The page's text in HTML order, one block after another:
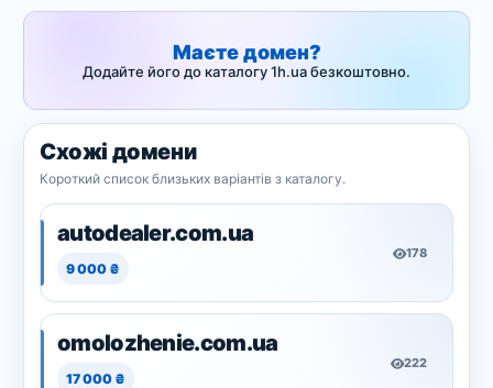
Маєте домен?
Додайте його до каталогу 1h.ua безкоштовно.
Схожі домени
Короткий список близьких варіантів з каталогу.
autodealer.com.ua
9 000 ₴
178
omolozhenie.com.ua
17 000 ₴
222